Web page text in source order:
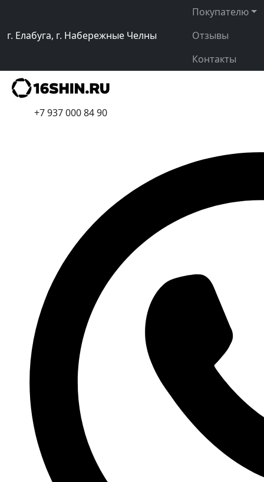
г. Елабуга, г. Набережные Челны
Покупателю
Отзывы
Контакты
+7 937 000 84 90